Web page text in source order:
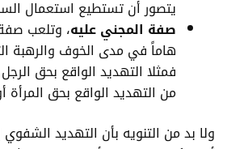
يتصور أن تستطيع استعمال
صفة المجني عليه، وتلعب
هاماً في مدى الخوف والرهبة
فمثلا التهديد الواقع بحق
من التهديد الواقع بحق المرأة
ولا بد من التنويه بأن التهديد الشفوي